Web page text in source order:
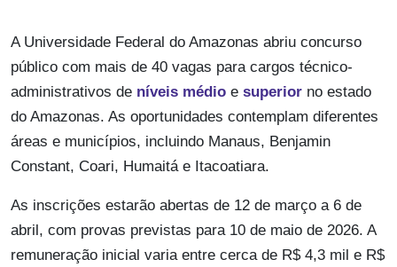
A Universidade Federal do Amazonas abriu concurso
público com mais de 40 vagas para cargos técnico-
administrativos de níveis médio e superior no estado
do Amazonas. As oportunidades contemplam diferentes
áreas e municípios, incluindo Manaus, Benjamin
Constant, Coari, Humaitá e Itacoatiara.
As inscrições estarão abertas de 12 de março a 6 de
abril, com provas previstas para 10 de maio de 2026. A
remuneração inicial varia entre cerca de R$ 4,3 mil e R$